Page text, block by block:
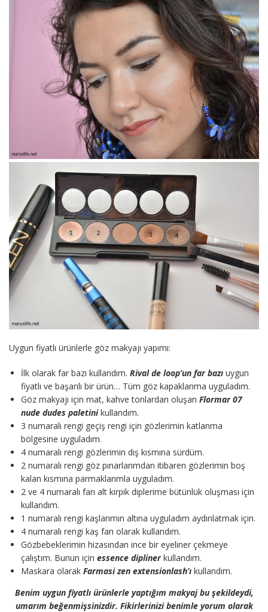
Uygun fiyatlı ürünlerle göz makyajı yapımı:
İlk olarak far bazı kullandım. Rival de loop’un far bazı uygun
fiyatlı ve başarılı bir ürün… Tüm göz kapaklarıma uyguladım.
Göz makyajı için mat, kahve tonlardan oluşan Flormar 07
nude dudes paletini kullandım.
3 numaralı rengi geçiş rengi için gözlerimin katlanma
bölgesine uyguladım.
4 numaralı rengi gözlerimin dış kısmına sürdüm.
2 numaralı rengi göz pınarlarımdan itibaren gözlerimin boş
kalan kısmına parmaklarımla uyguladım.
2 ve 4 numaralı farı alt kirpik diplerime bütünlük oluşması için
kullandım.
1 numaralı rengi kaşlarımın altına uyguladım aydınlatmak için.
4 numaralı rengi kaş farı olarak kullandım.
Gözbebeklerimin hizasından ince bir eyeliner çekmeye
çalıştım. Bunun için essence dipliner kullandım.
Maskara olarak Farmasi zen extensionlash’ı kullandım.
Benim uygun fiyatlı ürünlerle yaptığım makyaj bu şekildeydi,
umarım beğenmişsinizdir. Fikirlerinizi benimle yorum olarak